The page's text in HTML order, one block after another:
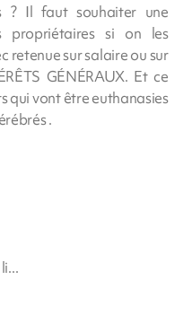
? Il faut souhaiter une
propriétaires si on les
retenue sur salaire ou sur
GÉNÉRAUX. Et ce
qui vont être euthanasies
.